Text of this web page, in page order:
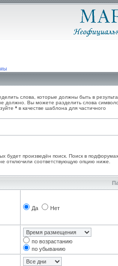
слова, которые должны быть в
должно. Вы можете разделить слова
* в качестве шаблона для частичного
будет произведён поиск. Поиск в подфорумах
отключили соответствующую опцию ниже.
Да Нет
по возрастанию
по убыванию